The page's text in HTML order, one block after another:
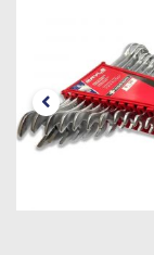
Pneumáticos
Tintas
e
Químicos